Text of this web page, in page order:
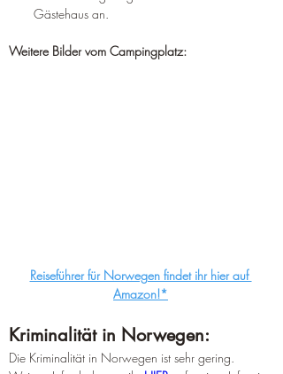
Gästehaus an.
Weitere Bilder vom Campingplatz:
Reiseführer für Norwegen findet ihr hier auf
Amazon!*
Kriminalität in Norwegen:
Die Kriminalität in Norwegen ist sehr gering.